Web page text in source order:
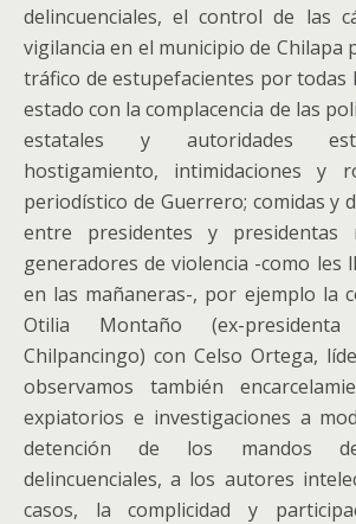
delincuenciales, el control de las
vigilancia en el municipio de Chilapa
tráfico de estupefacientes por todas
estado con la complacencia de las
estatales y autoridades
hostigamiento, intimidaciones y
periodístico de Guerrero; comidas y
entre presidentes y presidentas
generadores de violencia -como les
en las mañaneras-, por ejemplo la
Otilia Montaño (ex-
Chilpancingo) con Celso Ortega,
observamos también
expiatorios e investigaciones a
detención de los mandos
delincuenciales, a los autores
casos, la complicidad y